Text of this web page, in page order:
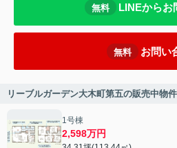
無料 LINEからお
無料 お問い
リーブルガーデン大木町第五の販売中物件
1号棟
2,598万円